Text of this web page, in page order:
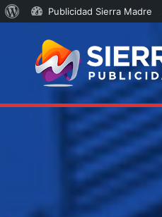
Publicidad Sierra Madre